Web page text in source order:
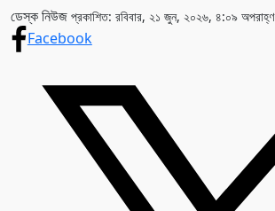
ডেস্ক নিউজ প্রকাশিত: রবিবার, ২১ জুন, ২০২৬, ৪:০৯ অপরাহ্ণ
Facebook